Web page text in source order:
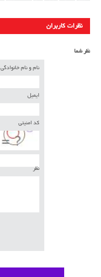
نظرات کاربران
نظر شما
نام و نام خانوادگی
ایمیل
کد امنیتی
نظر